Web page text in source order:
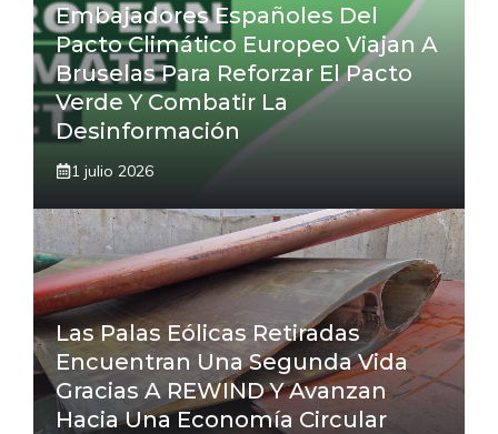
Embajadores Españoles Del
Pacto Climático Europeo Viajan A
Bruselas Para Reforzar El Pacto
Verde Y Combatir La
Desinformación
1 julio 2026
Las Palas Eólicas Retiradas
Encuentran Una Segunda Vida
Gracias A REWIND Y Avanzan
Hacia Una Economía Circular